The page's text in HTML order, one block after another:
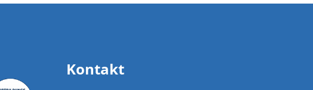
Kontakt